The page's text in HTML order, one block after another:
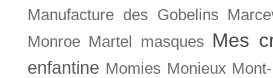
Manufacture des Gobelins
Monroe Martel masques Mes
enfantine Momies Monieux